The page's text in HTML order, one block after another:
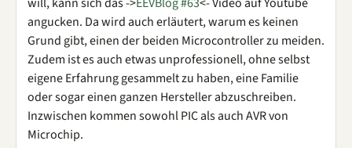
angucken. Da wird auch erläutert, warum es keinen
Grund gibt, einen der beiden Microcontroller zu meiden.
Zudem ist es auch etwas unprofessionell, ohne selbst
eigene Erfahrung gesammelt zu haben, eine Familie
oder sogar einen ganzen Hersteller abzuschreiben.
Inzwischen kommen sowohl PIC als auch AVR von
Microchip.